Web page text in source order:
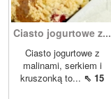
Ciasto jogurtowe z...
Ciasto jogurtowe z
malinami, serkiem i
kruszonką to... ⇖ 15